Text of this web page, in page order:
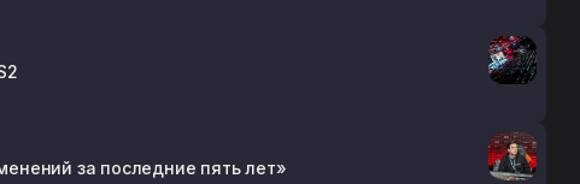
за последние пять лет»